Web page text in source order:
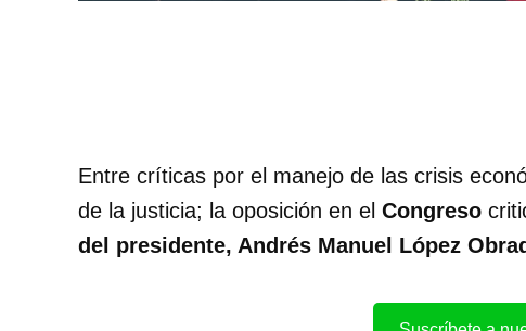
Entre críticas por el manejo de las crisis
de la justicia; la oposición en el Congreso
del presidente, Andrés Manuel López